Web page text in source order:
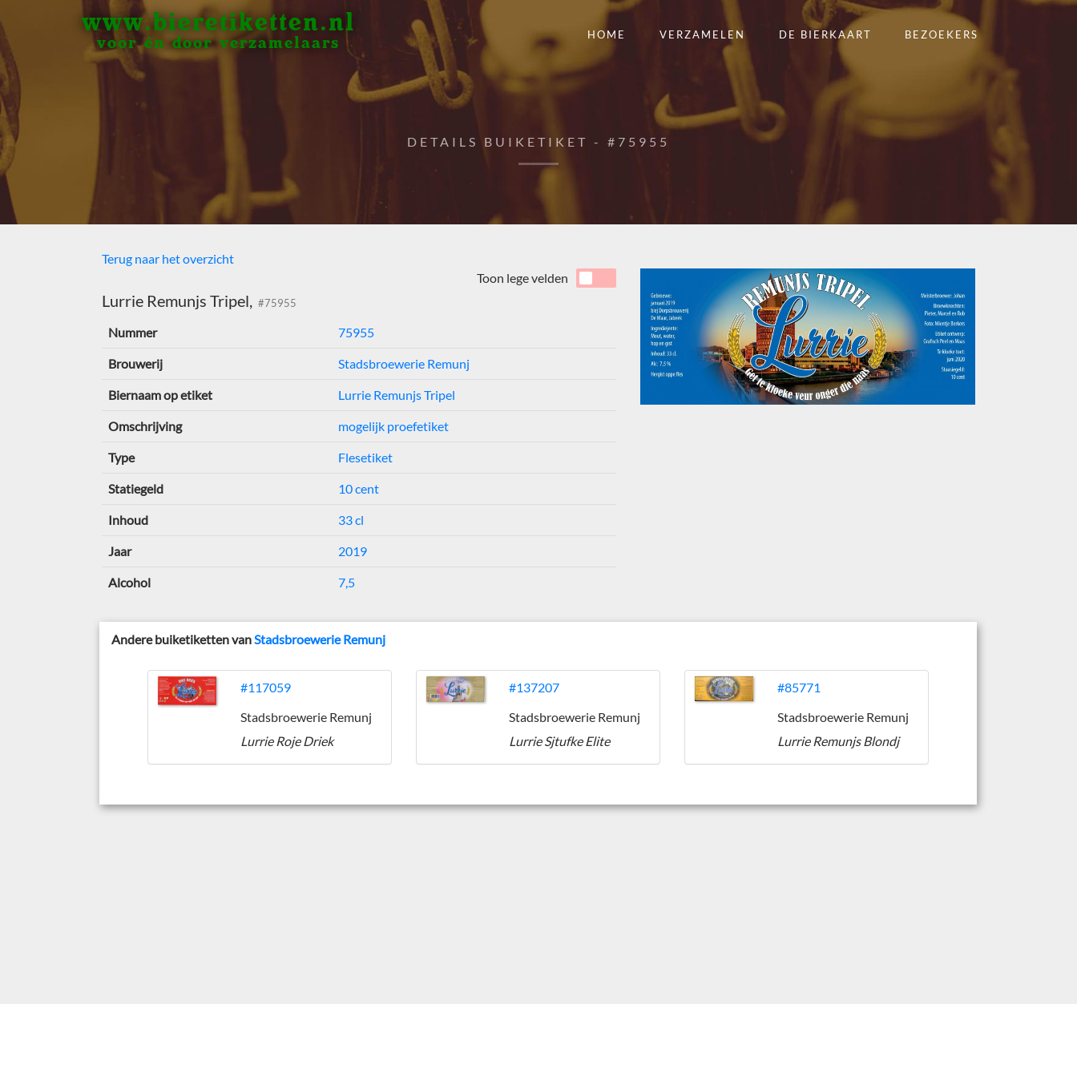
www.bieretiketten.nl
voor én door verzamelaars
HOME VERZAMELEN DE BIERKAART BEZOEKERS
DETAILS BUIKETIKET - #75955
Terug naar het overzicht
Lurrie Remunjs Tripel, #75955
Toon lege velden
Nummer 75955
Brouwerij Stadsbroewerie Remunj
Biernaam op etiket Lurrie Remunjs Tripel
Omschrijving mogelijk proefetiket
Type Flesetiket
Statiegeld 10 cent
Inhoud 33 cl
Jaar 2019
Alcohol 7,5
Andere buiketiketten vanStadsbroewerie Remunj
#117059
Stadsbroewerie Remunj
Lurrie Roje Driek
#137207
Stadsbroewerie Remunj
Lurrie Sjtufke Elite
#85771
Stadsbroewerie Remunj
Lurrie Remunjs Blondj